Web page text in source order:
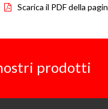
Scarica il PDF della
prodotti